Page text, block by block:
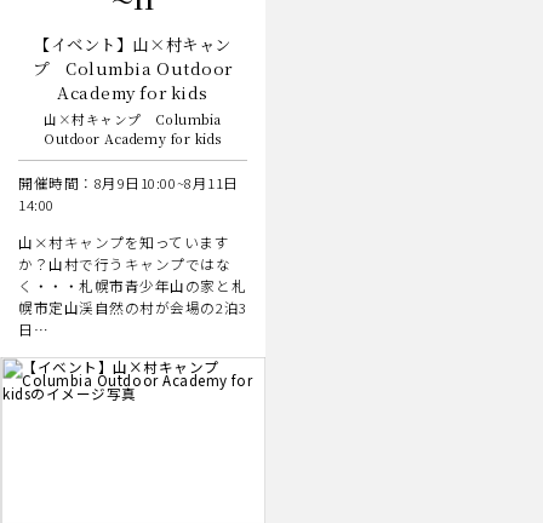
【イベント】山×村キャン
プ Columbia Outdoor
Academy for kids
山×村キャンプ Columbia
Outdoor Academy for kids
開催時間：8月9日10:00~8月11日
14:00
山×村キャンプを知っています
か？山村で行うキャンプではな
く・・・札幌市青少年山の家と札
幌市定山渓自然の村が会場の2泊3
日…